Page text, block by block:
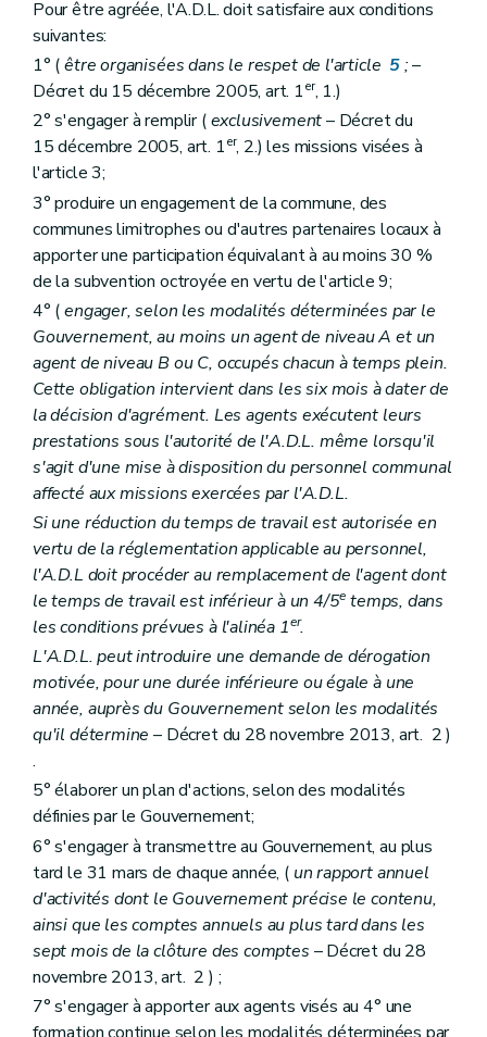
Pour être agréée, l'A.D.L. doit satisfaire aux conditions
suivantes:
1° (être organisées dans le respet de l'article 5;–
Décret du 15 décembre 2005, art. 1er, 1.)
2° s'engager à remplir (exclusivement– Décret du
15 décembre 2005, art. 1er, 2.) les missions visées à
l'article 3;
3° produire un engagement de la commune, des
communes limitrophes ou d'autres partenaires locaux à
apporter une participation équivalant à au moins 30 %
de la subvention octroyée en vertu de l'article 9;
4° (engager, selon les modalités déterminées par le
Gouvernement, au moins un agent de niveau A et un
agent de niveau B ou C, occupés chacun à temps plein.
Cette obligation intervient dans les six mois à dater de
la décision d'agrément. Les agents exécutent leurs
prestations sous l'autorité de l'A.D.L. même lorsqu'il
s'agit d'une mise à disposition du personnel communal
affecté aux missions exercées par l'A.D.L.
Si une réduction du temps de travail est autorisée en
vertu de la réglementation applicable au personnel,
l'A.D.L doit procéder au remplacement de l'agent dont
le temps de travail est inférieur à un 4/5e temps, dans
les conditions prévues à l'alinéa 1er.
L'A.D.L. peut introduire une demande de dérogation
motivée, pour une durée inférieure ou égale à une
année, auprès du Gouvernement selon les modalités
qu'il détermine – Décret du 28 novembre 2013, art. 2 )
.
5° élaborer un plan d'actions, selon des modalités
définies par le Gouvernement;
6° s'engager à transmettre au Gouvernement, au plus
tard le 31 mars de chaque année, ( un rapport annuel
d'activités dont le Gouvernement précise le contenu,
ainsi que les comptes annuels au plus tard dans les
sept mois de la clôture des comptes – Décret du 28
novembre 2013, art. 2 ) ;
7° s'engager à apporter aux agents visés au 4° une